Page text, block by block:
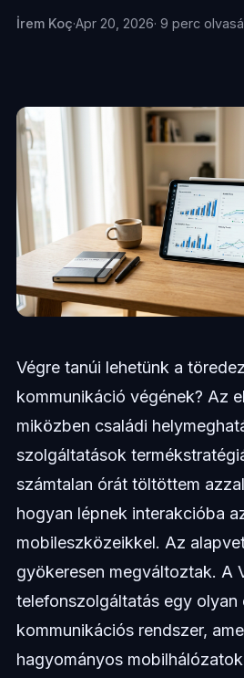
İrem Koç·Apr 20, 2026· 9 perc
Végre tanúi lehetünk a
kommunikáció végének? Az
miközben családi
szolgáltatások
számtalan órát töltöttem
hogyan lépnek interakcióba
mobileszközeikkel. Az
gyökeresen megváltoztak. A
telefonszolgáltatás egy olyan
kommunikációs rendszer,
hagyományos